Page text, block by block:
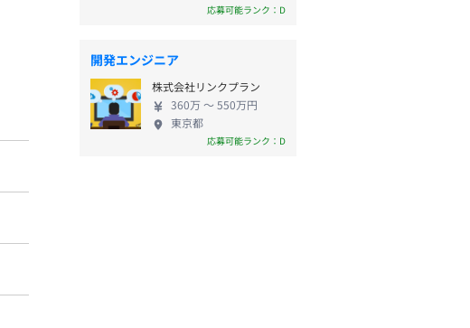
応募可能ランク：D
開発エンジニア
株式会社リンクプラン
360万 〜 550万円
東京都
応募可能ランク：D